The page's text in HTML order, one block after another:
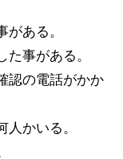
ある。
た事がある。
認の電話がかか
人かいる。